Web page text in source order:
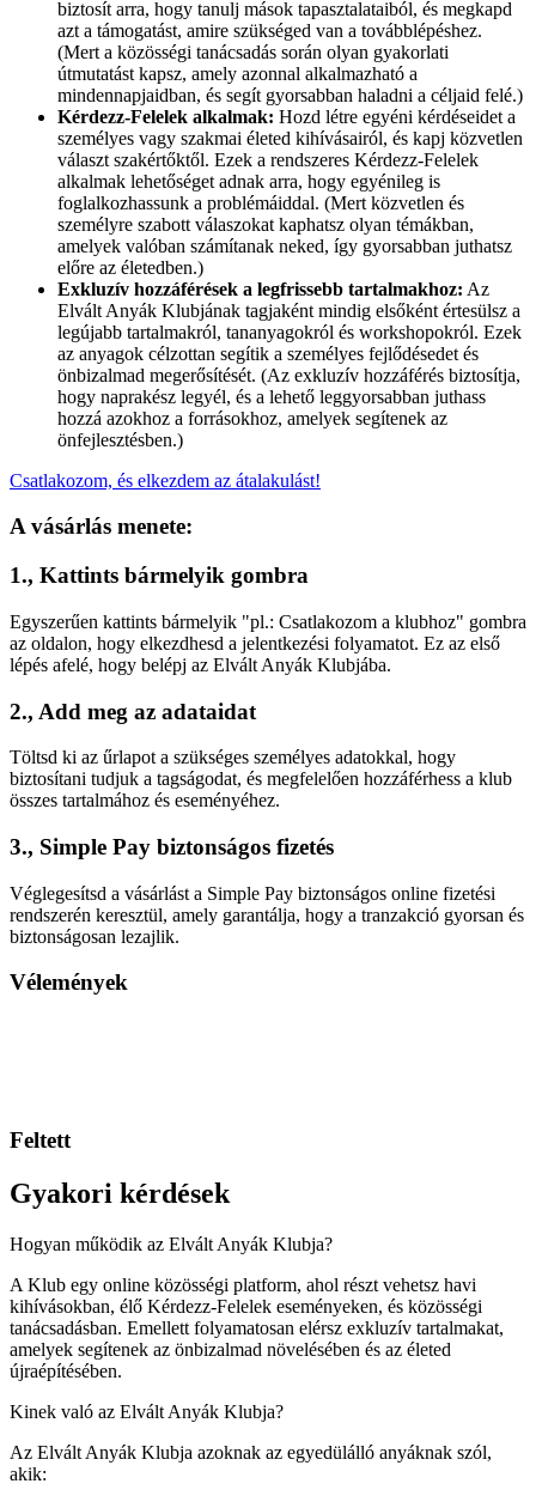
biztosít arra, hogy tanulj mások tapasztalataiból, és megkapd
azt a támogatást, amire szükséged van a továbblépéshez.
(Mert a közösségi tanácsadás során olyan gyakorlati
útmutatást kapsz, amely azonnal alkalmazható a
mindennapjaidban, és segít gyorsabban haladni a céljaid felé.)
Kérdezz-Felelek alkalmak: Hozd létre egyéni kérdéseidet a
személyes vagy szakmai életed kihívásairól, és kapj közvetlen
választ szakértőktől. Ezek a rendszeres Kérdezz-Felelek
alkalmak lehetőséget adnak arra, hogy egyénileg is
foglalkozhassunk a problémáiddal. (Mert közvetlen és
személyre szabott válaszokat kaphatsz olyan témákban,
amelyek valóban számítanak neked, így gyorsabban juthatsz
előre az életedben.)
Exkluzív hozzáférések a legfrissebb tartalmakhoz: Az
Elvált Anyák Klubjának tagjaként mindig elsőként értesülsz a
legújabb tartalmakról, tananyagokról és workshopokról. Ezek
az anyagok célzottan segítik a személyes fejlődésedet és
önbizalmad megerősítését. (Az exkluzív hozzáférés biztosítja,
hogy naprakész legyél, és a lehető leggyorsabban juthass
hozzá azokhoz a forrásokhoz, amelyek segítenek az
önfejlesztésben.)
Csatlakozom, és elkezdem az átalakulást!
A vásárlás menete:
1., Kattints bármelyik gombra
Egyszerűen kattints bármelyik "pl.: Csatlakozom a klubhoz" gombra
az oldalon, hogy elkezdhesd a jelentkezési folyamatot. Ez az első
lépés afelé, hogy belépj az Elvált Anyák Klubjába.
2., Add meg az adataidat
Töltsd ki az űrlapot a szükséges személyes adatokkal, hogy
biztosítani tudjuk a tagságodat, és megfelelően hozzáférhess a klub
összes tartalmához és eseményéhez.
3., Simple Pay biztonságos fizetés
Véglegesítsd a vásárlást a Simple Pay biztonságos online fizetési
rendszerén keresztül, amely garantálja, hogy a tranzakció gyorsan és
biztonságosan lezajlik.
Vélemények
Feltett
Gyakori kérdések
Hogyan működik az Elvált Anyák Klubja?
A Klub egy online közösségi platform, ahol részt vehetsz havi
kihívásokban, élő Kérdezz-Felelek eseményeken, és közösségi
tanácsadásban. Emellett folyamatosan elérsz exkluzív tartalmakat,
amelyek segítenek az önbizalmad növelésében és az életed
újraépítésében.
Kinek való az Elvált Anyák Klubja?
Az Elvált Anyák Klubja azoknak az egyedülálló anyáknak szól,
akik: